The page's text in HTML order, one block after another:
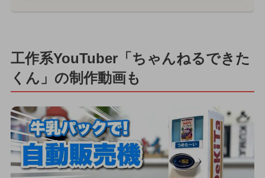
工作系YouTuber「ちゃんねるできた
くん」の制作動画も